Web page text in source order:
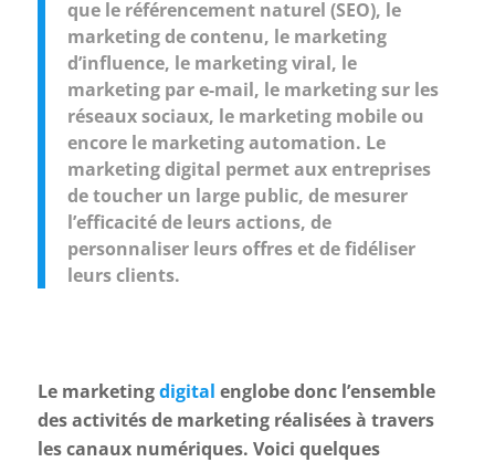
que le référencement naturel (SEO), le
marketing de contenu, le marketing
d’influence, le marketing viral, le
marketing par e-mail, le marketing sur les
réseaux sociaux, le marketing mobile ou
encore le marketing automation. Le
marketing digital permet aux entreprises
de toucher un large public, de mesurer
l’efficacité de leurs actions, de
personnaliser leurs offres et de fidéliser
leurs clients.
Le marketingdigital englobe donc l’ensemble
des activités de marketing réalisées à travers
les canaux numériques. Voici quelques